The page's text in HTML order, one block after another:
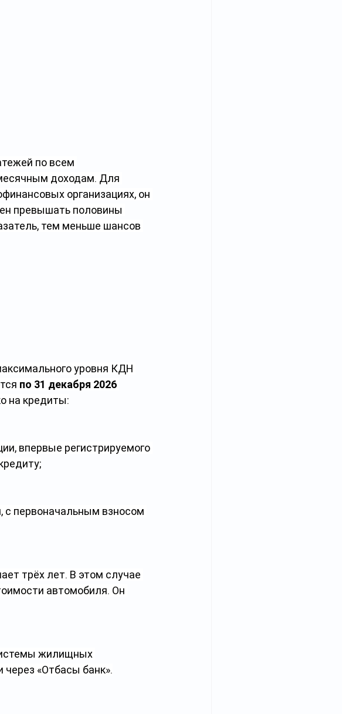
по всем
доходам. Для
организациях, он
превышать половины
тем меньше шансов
уровня КДН
по 31 декабря 2026
на кредиты:
впервые регистрируемого
с первоначальным взносом
трёх лет. В этом случае
автомобиля. Он
жилищных
«Отбасы банк».